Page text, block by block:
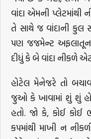
વાંદા એમની
તે સાથે જ વાંદાની
પણ જજમેન્ટ
દીધું કે બે વાંદા નીકળે
હોટેલ મેનેજરે તો
જુઓ કે ખાવામાં શું શું
હતો. જો કે, કોઈ કોઈ
કપમાંથી માખી ન